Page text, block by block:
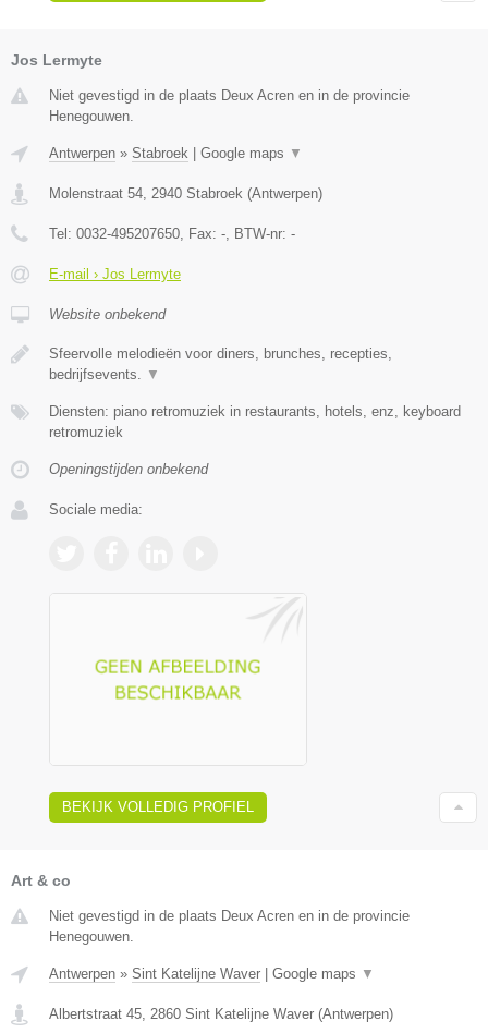
Jos Lermyte
Niet gevestigd in de plaats Deux Acren en in de provincie
Henegouwen.
Antwerpen » Stabroek Google maps ▼
Molenstraat 54, 2940 Stabroek (Antwerpen)
Tel: 0032-495207650, Fax: -, BTW-nr: -
E-mail › Jos Lermyte
Website onbekend
Sfeervolle melodieën voor diners, brunches, recepties,
bedrijfsevents. ▼
Diensten: piano retromuziek in restaurants, hotels, enz, keyboard
retromuziek
Openingstijden onbekend
Sociale media:
BEKIJK VOLLEDIG PROFIEL
Art & co
Niet gevestigd in de plaats Deux Acren en in de provincie
Henegouwen.
Antwerpen » Sint Katelijne Waver Google maps ▼
Albertstraat 45 2860 Sint Katelijne Waver (Antwerpen)